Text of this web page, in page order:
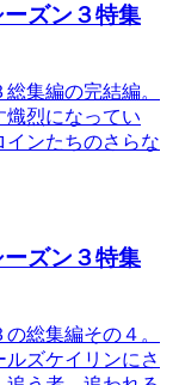
ズン３特集
集編の完結編。
熾烈になってい
インたちのさらな
ズン３特集
総集編その４。
ズケイリンにさ